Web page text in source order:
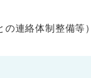
連絡体制整備等）